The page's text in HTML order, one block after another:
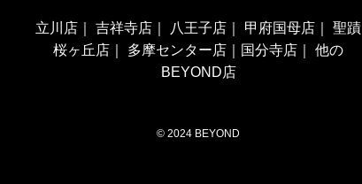
立川店 吉祥寺店 八王子店 甲府国母店
聖蹟
桜ヶ丘店
多摩センター店 国分寺店
他の
BEYOND店
© 2024 BEYOND